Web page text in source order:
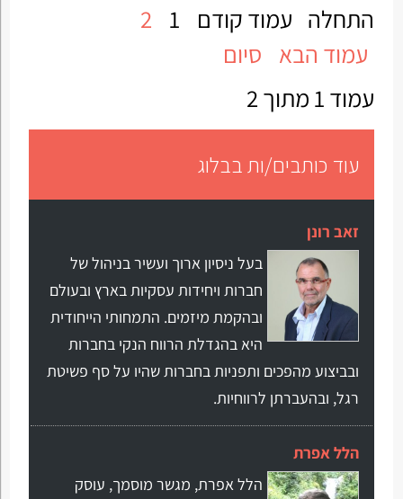
התחלה עמוד קודם 1
2
עמוד הבא סיום
עמוד 1 מתוך 2
עוד כותבים/ות בבלוג
זאב רונן
בעל ניסיון ארוך ועשיר בניהול של
חברות ויחידות עסקיות בארץ ובעולם
ובהקמת מיזמים. התמחותי הייחודית
היא בהגדלת הרווח הנקי בחברות
ובביצוע מהפכים ותפניות בחברות שהיו על סף פשיטת
רגל, ובהעברתן לרווחיות.
הלל אפרת
הלל אפרת, מגשר מוסמך, עוסק